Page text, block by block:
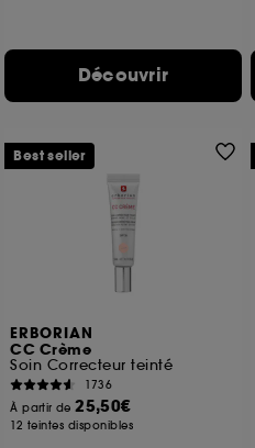
Découvrir
ERBORIAN
CC Crème
Soin Correcteur teinté
1736
À partir de25,50€
12 teintes disponibles
Best seller